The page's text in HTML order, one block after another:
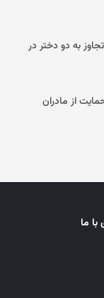
به دو دختر در
از مادران
ما